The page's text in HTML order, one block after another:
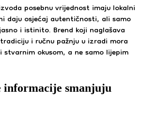
posebnu vrijednost imaju lokalni
daju osjećaj autentičnosti, ali samo
i istinito. Brend koji naglašava
i ručnu pažnju u izradi mora
okusom, a ne samo lijepim
informacije smanjuju